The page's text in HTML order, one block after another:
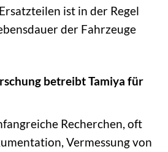
ist in der Regel
der Fahrzeuge
betreibt Tamiya für
Recherchen, oft
Vermessung von